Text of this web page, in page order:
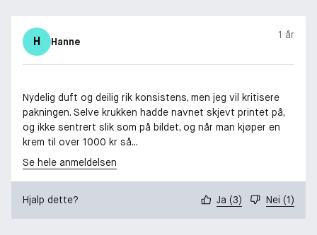
H Hanne
1 år
Nydelig duft og deilig rik konsistens, men jeg vil kritisere
pakningen. Selve krukken hadde navnet skjevt printet på,
og ikke sentrert slik som på bildet, og når man kjøper en
krem til over 1000 kr så...
Se hele anmeldelsen
Hjalp dette? Ja (3) Nei (1)